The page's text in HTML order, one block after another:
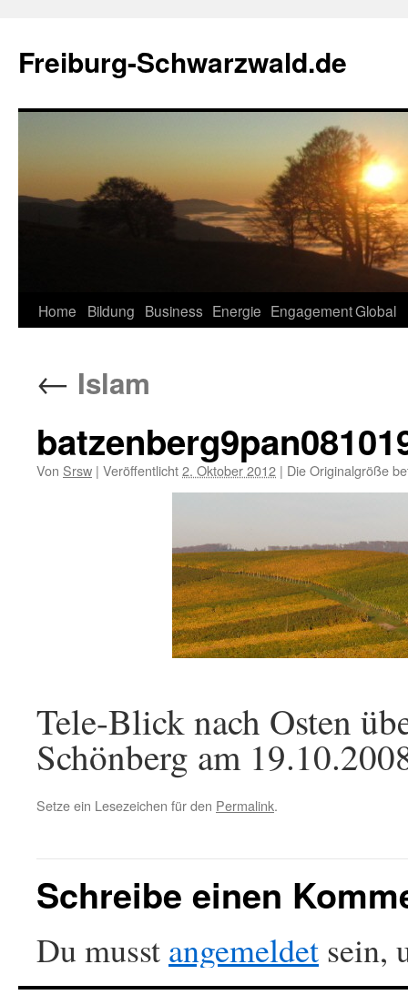
springen
Freiburg-Schwarzwald.de
Home Bildung Business Energie EngagementGlobal
← Islam
Von Srsw | Veröffentlicht2. Oktober 2012 | Die Originalgröße
Tele-Blick nach Osten
Schönberg am
Setze ein Lesezeichen für den Permalink.
Schreibe einen
Du musst angemeldet sein,